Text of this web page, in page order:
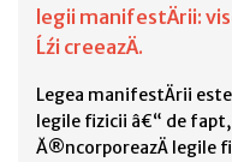
legii manifestÄrii:
Ĺźi creeazÄ.
Legea manifestÄrii
legile fizicii â€“ de
Ă®ncorporeazÄ legile